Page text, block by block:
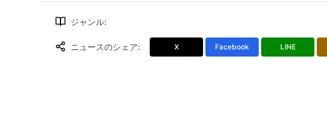
ジャンル:
ニュースのシェア: X Facebook LINE